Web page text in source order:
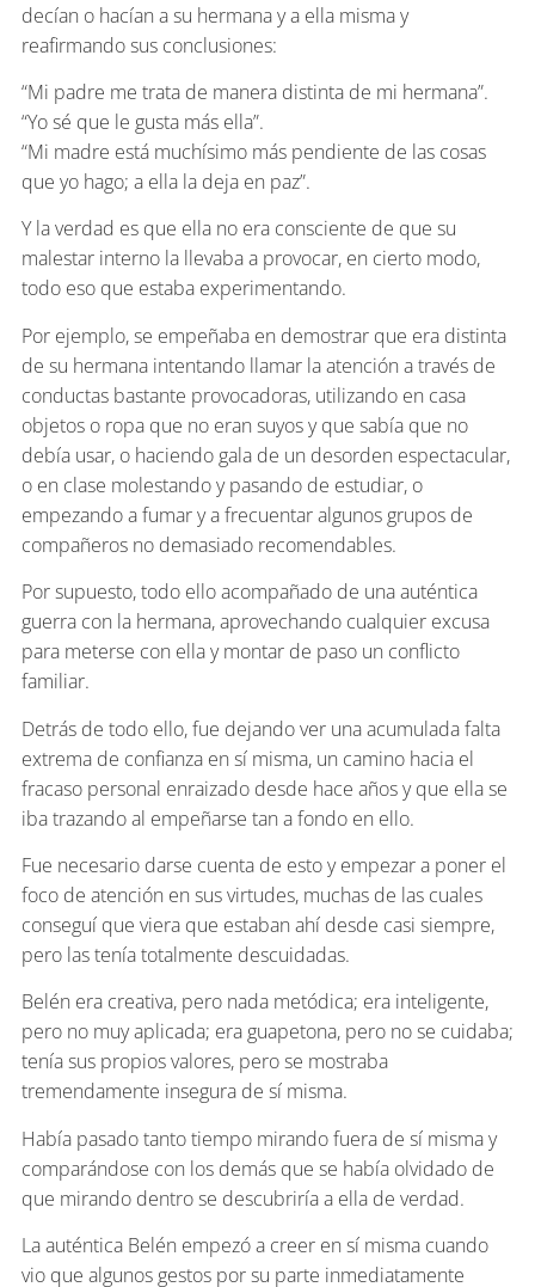
decían o hacían a su hermana y a ella misma y
reafirmando sus conclusiones:
“Mi padre me trata de manera distinta de mi hermana”.
“Yo sé que le gusta más ella”.
“Mi madre está muchísimo más pendiente de las cosas
que yo hago; a ella la deja en paz”.
Y la verdad es que ella no era consciente de que su
malestar interno la llevaba a provocar, en cierto modo,
todo eso que estaba experimentando.
Por ejemplo, se empeñaba en demostrar que era distinta
de su hermana intentando llamar la atención a través de
conductas bastante provocadoras, utilizando en casa
objetos o ropa que no eran suyos y que sabía que no
debía usar, o haciendo gala de un desorden espectacular,
o en clase molestando y pasando de estudiar, o
empezando a fumar y a frecuentar algunos grupos de
compañeros no demasiado recomendables.
Por supuesto, todo ello acompañado de una auténtica
guerra con la hermana, aprovechando cualquier excusa
para meterse con ella y montar de paso un conflicto
familiar.
Detrás de todo ello, fue dejando ver una acumulada falta
extrema de confianza en sí misma, un camino hacia el
fracaso personal enraizado desde hace años y que ella se
iba trazando al empeñarse tan a fondo en ello.
Fue necesario darse cuenta de esto y empezar a poner el
foco de atención en sus virtudes, muchas de las cuales
conseguí que viera que estaban ahí desde casi siempre,
pero las tenía totalmente descuidadas.
Belén era creativa, pero nada metódica; era inteligente,
pero no muy aplicada; era guapetona, pero no se cuidaba;
tenía sus propios valores, pero se mostraba
tremendamente insegura de sí misma.
Había pasado tanto tiempo mirando fuera de sí misma y
comparándose con los demás que se había olvidado de
que mirando dentro se descubriría a ella de verdad.
La auténtica Belén empezó a creer en sí misma cuando
vio que algunos gestos por su parte inmediatamente